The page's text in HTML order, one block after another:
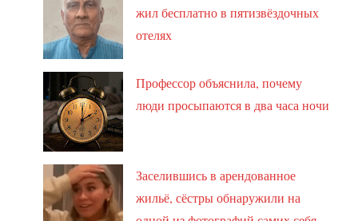
жил бесплатно в пятизвёздочных
отелях
Профессор объяснила, почему
люди просыпаются в два часа ночи
Заселившись в арендованное
жильё, сёстры обнаружили на